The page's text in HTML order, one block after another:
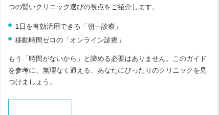
つの賢いクリニック選びの視点をご紹介します。
1日を有効活用できる「朝一診療」
移動時間ゼロの「オンライン診療」
もう「時間がないから」と諦める必要はありません。このガイド
を参考に、無理なく通える、あなたにぴったりのクリニックを見
つけましょう。